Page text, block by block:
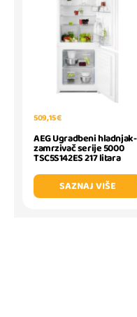
509,15 €
AEG Ugradbeni hladnjak-
zamrzivač serije 5000
TSC5S142ES 217 litara
SAZNAJ VIŠE